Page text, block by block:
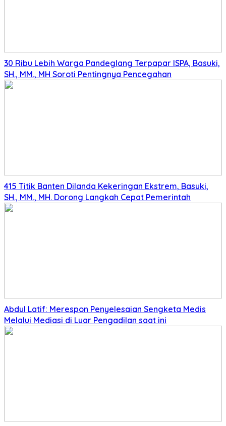
30 Ribu Lebih Warga Pandeglang Terpapar ISPA, Basuki,
SH., MM., MH Soroti Pentingnya Pencegahan
415 Titik Banten Dilanda Kekeringan Ekstrem, Basuki,
SH., MM., MH. Dorong Langkah Cepat Pemerintah
Abdul Latif: Merespon Penyelesaian Sengketa Medis
Melalui Mediasi di Luar Pengadilan saat ini